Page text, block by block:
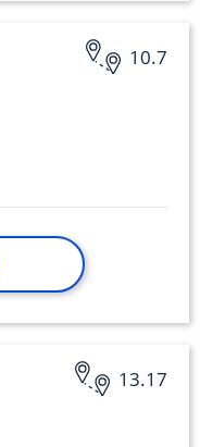
10.7
13.17